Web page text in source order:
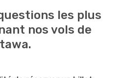
les plus
nos vols de